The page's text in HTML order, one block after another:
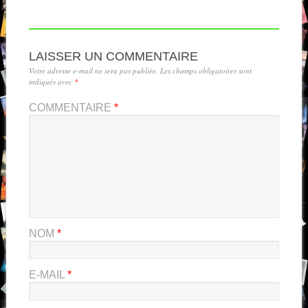
LAISSER UN COMMENTAIRE
Votre adresse e-mail ne sera pas publiée. Les champs obligatoires sont
indiqués avec *
COMMENTAIRE *
NOM *
E-MAIL *